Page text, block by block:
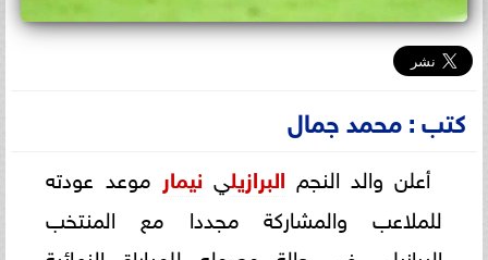
كتب : محمد جمال
أعلن والد النجم البرازيلي نيمار موعد عودته
للملاعب والمشاركة مجددا مع المنتخب